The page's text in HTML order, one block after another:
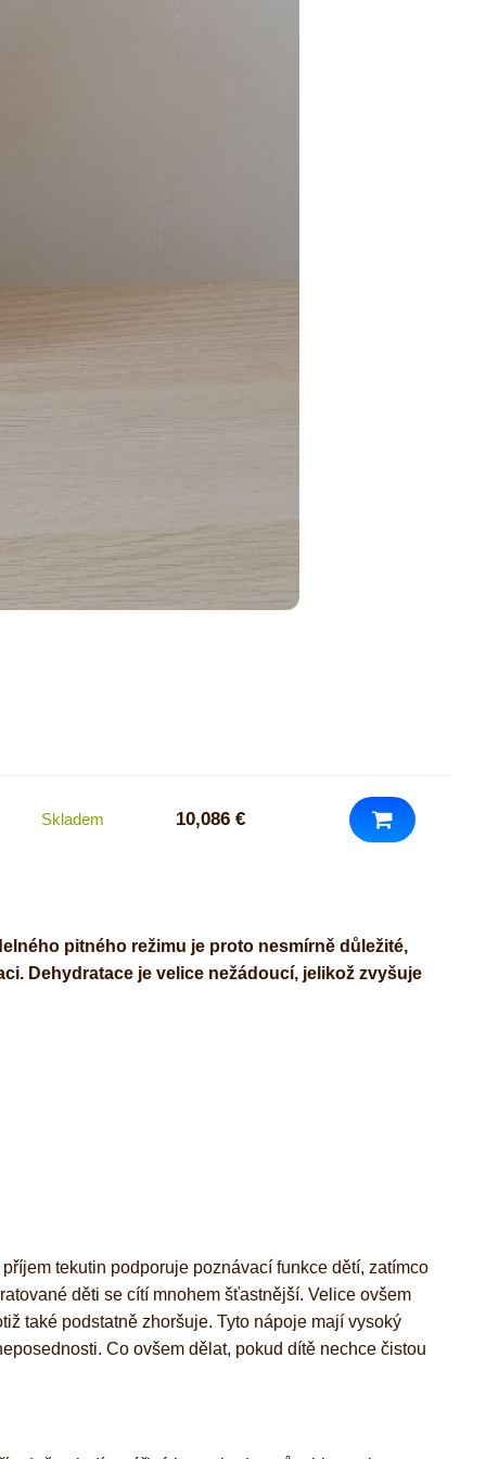
Skladem 10,086 €
pitného režimu je proto nesmírně důležité,
Dehydratace je velice nežádoucí, jelikož zvyšuje
tekutin podporuje poznávací funkce dětí, zatímco
děti se cítí mnohem šťastnější. Velice ovšem
také podstatně zhoršuje. Tyto nápoje mají vysoký
Co ovšem dělat, pokud dítě nechce čistou